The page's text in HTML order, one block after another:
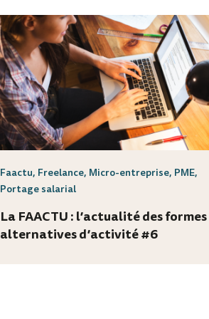
La FAACTU : l’actualité des formes
alternatives d’activité #6
Faactu, Freelance, Micro-entreprise, PME,
Portage salarial